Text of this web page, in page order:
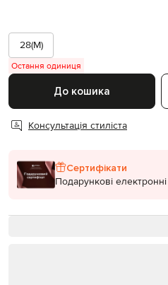
28(M)
Остання одиниця
До кошика
Консультація стиліста
Сертифікати
Подарункові